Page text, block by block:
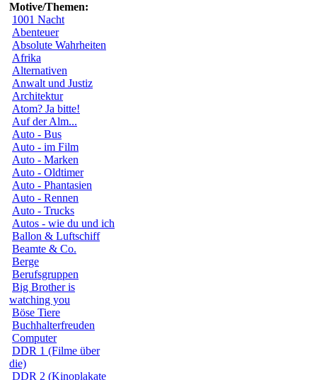
Motive/Themen:
1001 Nacht
Abenteuer
Absolute Wahrheiten
Afrika
Alternativen
Anwalt und Justiz
Architektur
Atom? Ja bitte!
Auf der Alm...
Auto - Bus
Auto - im Film
Auto - Marken
Auto - Oldtimer
Auto - Phantasien
Auto - Rennen
Auto - Trucks
Autos - wie du und ich
Ballon & Luftschiff
Beamte & Co.
Berge
Berufsgruppen
Big Brother is
watching you
Böse Tiere
Buchhalterfreuden
Computer
DDR 1 (Filme über
die)
DDR 2 (Kinoplakate